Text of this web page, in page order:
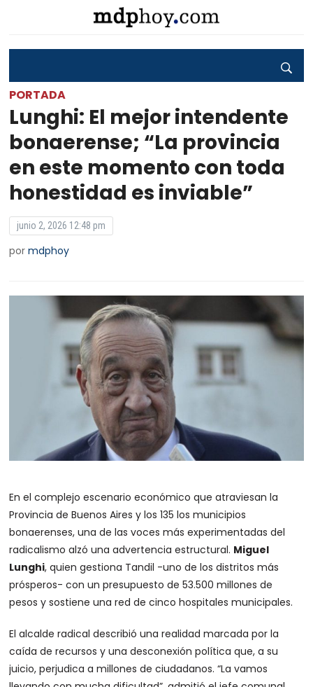
PORTADA
Lunghi: El mejor intendente
bonaerense; “La provincia
en este momento con toda
honestidad es inviable”
junio 2, 2026 12:48 pm
pormdphoy
En el complejo escenario económico que atraviesan la
Provincia de Buenos Aires y los 135 los municipios
bonaerenses, una de las voces más experimentadas del
radicalismo alzó una advertencia estructural. Miguel
Lunghi, quien gestiona Tandil -uno de los distritos más
prósperos- con un presupuesto de 53.500 millones de
pesos y sostiene una red de cinco hospitales municipales.
El alcalde radical describió una realidad marcada por la
caída de recursos y una desconexión política que, a su
juicio, perjudica a millones de ciudadanos. “La vamos